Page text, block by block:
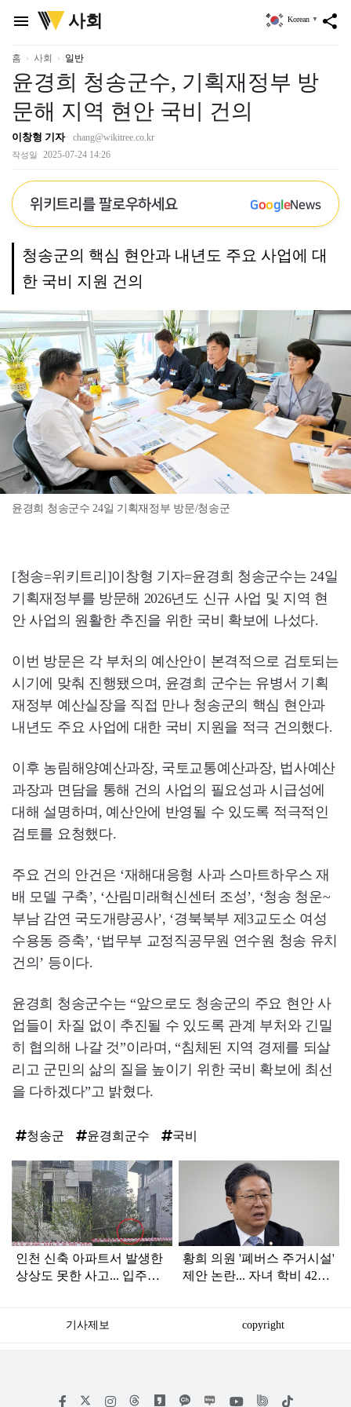
menu
위
키
리
사회 share
Korean ▼
홈 사회 일반
윤경희 청송군수, 기획재정부 방
문해 지역 현안 국비 건의
이창형 기자 chang@wikitree.co.kr
작성일 2025-07-24 14:26
위키트리를 팔로우하세요 GoogleNews
청송군의 핵심 현안과 내년도 주요 사업에 대
한 국비 지원 건의
윤경희 청송군수 24일 기획재정부 방문/청송군
[청송=위키트리]이창형 기자=윤경희 청송군수는 24일
기획재정부를 방문해 2026년도 신규 사업 및 지역 현
안 사업의 원활한 추진을 위한 국비 확보에 나섰다.
이번 방문은 각 부처의 예산안이 본격적으로 검토되는
시기에 맞춰 진행됐으며, 윤경희 군수는 유병서 기획
재정부 예산실장을 직접 만나 청송군의 핵심 현안과
내년도 주요 사업에 대한 국비 지원을 적극 건의했다.
이후 농림해양예산과장, 국토교통예산과장, 법사예산
과장과 면담을 통해 건의 사업의 필요성과 시급성에
대해 설명하며, 예산안에 반영될 수 있도록 적극적인
검토를 요청했다.
주요 건의 안건은 ‘재해대응형 사과 스마트하우스 재
배 모델 구축’, ‘산림미래혁신센터 조성’, ‘청송 청운~
부남 감연 국도개량공사’, ‘경북북부 제3교도소 여성
수용동 증축’, ‘법무부 교정직공무원 연수원 청송 유치
건의’ 등이다.
윤경희 청송군수는 “앞으로도 청송군의 주요 현안 사
업들이 차질 없이 추진될 수 있도록 관계 부처와 긴밀
히 협의해 나갈 것”이라며, “침체된 지역 경제를 되살
리고 군민의 삶의 질을 높이기 위한 국비 확보에 최선
을 다하겠다”고 밝혔다.
청송군 윤경희군수 국비
탑
라
인
인천 신축 아파트서 발생한
상상도 못한 사고... 입주민
황희 의원 '폐버스 주거시설'
제안 논란... 자녀 학비 4200
기사제보 copyright
페 인 위 틱